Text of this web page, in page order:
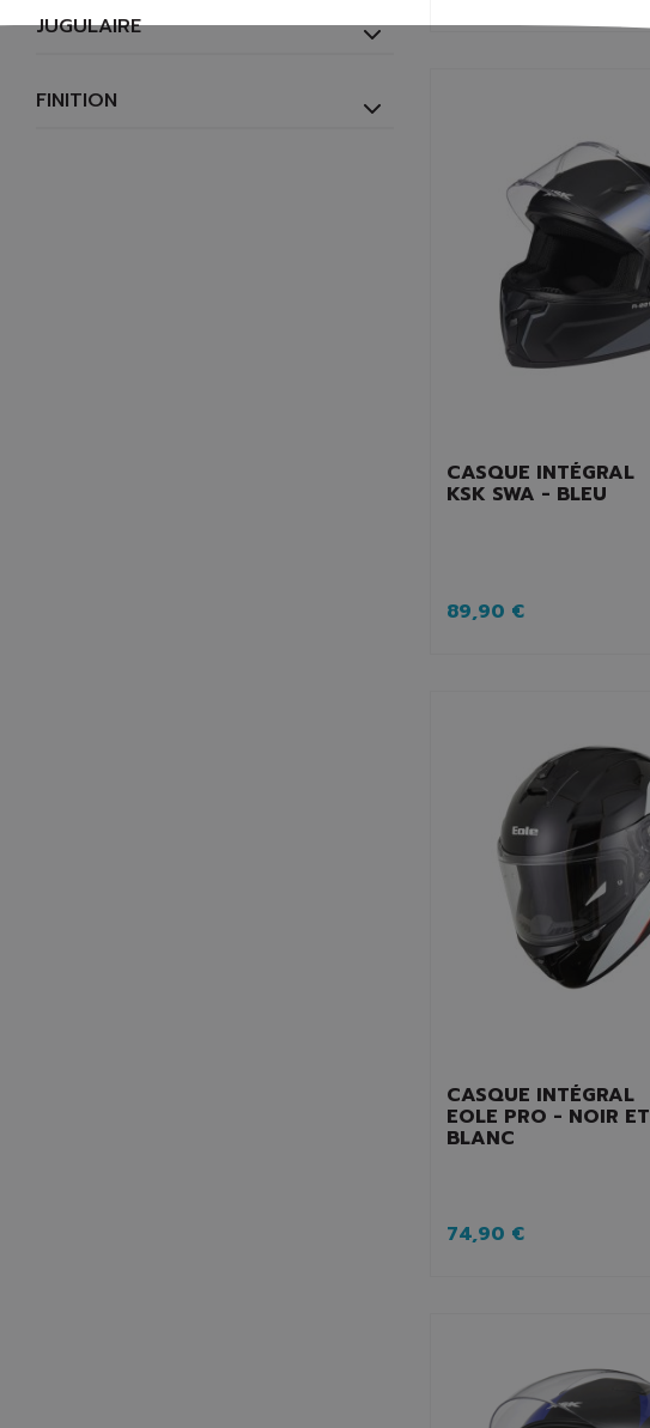
JUGULAIRE
FINITION
CASQUE INTÉGRAL
KSK SWA - BLEU
89,90 €
CASQUE INTÉGRAL
EOLE PRO - NOIR ET
BLANC
74,90 €